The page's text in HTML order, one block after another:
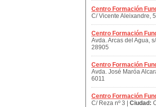
Centro Formación
C/ Vicente Aleixandre, 5
Centro Formación
Avda. Arcas del Agua,
28905
Centro Formación
Avda. José Maróa
6011
Centro Formación
C/ Reza nº 3 | Ciudad: